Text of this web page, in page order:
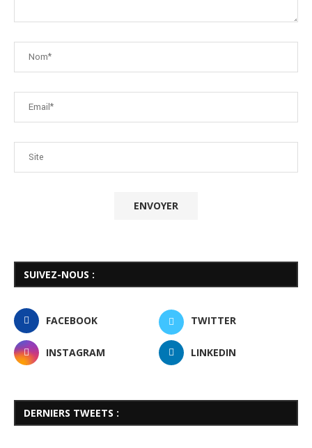
SUIVEZ-NOUS :
FACEBOOK TWITTER
INSTAGRAM LINKEDIN
DERNIERS TWEETS :